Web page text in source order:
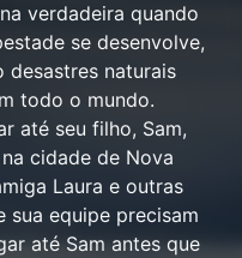
verdadeira quando
se desenvolve,
desastres naturais
todo o mundo.
até seu filho, Sam,
cidade de Nova
Laura e outras
sua equipe precisam
até Sam antes que